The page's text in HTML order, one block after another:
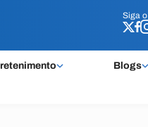
Siga o
Blogs
Siga o